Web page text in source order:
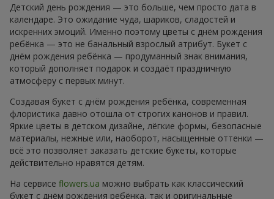
Детский день рождения — это больше, чем просто дата в
календаре. Это ожидание чуда, шариков, сладостей и
искренних эмоций. Именно поэтому цветы с днём рождения
ребёнка — это не банальный взрослый атрибут. Букет с
днём рождения ребёнка — продуманный знак внимания,
который дополняет подарок и создаёт праздничную
атмосферу с первых минут.
Создавая букет с днём рождения ребёнка, современная
флористика давно отошла от строгих канонов и правил.
Яркие цветы в детском дизайне, лёгкие формы, безопасные
материалы, нежные или, наоборот, насыщенные оттенки —
всё это позволяет заказать детские букеты, которые
действительно нравятся детям.
На сервисе flowers.ua можно выбрать как классический
букет с днём рождения ребёнка, так и оригинальные